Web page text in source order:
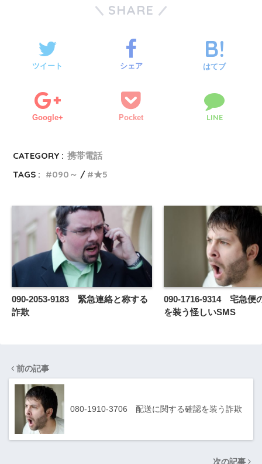
SHARE
ツイート シェア はてブ
Google+ Pocket LINE
CATEGORY : 携帯電話
TAGS :
090～ ★5
090-2053-9183 緊急連絡と称する
詐欺
090-1716-9314 宅急便
を装う怪しいSMS
前の記事
080-1910-3706 配送に関する確認を装う詐欺
次の記事